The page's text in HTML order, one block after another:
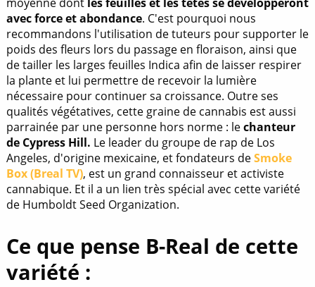
avec force et abondance. C'est pourquoi nous
recommandons l'utilisation de tuteurs pour supporter le
poids des fleurs lors du passage en floraison, ainsi que
de tailler les larges feuilles Indica afin de laisser respirer
la plante et lui permettre de recevoir la lumière
nécessaire pour continuer sa croissance. Outre ses
qualités végétatives, cette graine de cannabis est aussi
parrainée par une personne hors norme : lechanteur
de Cypress Hill. Le leader du groupe de rap de Los
Angeles, d'origine mexicaine, et fondateurs deSmoke
Box (Breal TV), est un grand connaisseur et activiste
cannabique. Et il a un lien très spécial avec cette variété
de Humboldt Seed Organization.
Ce que pense B-Real de cette
variété :